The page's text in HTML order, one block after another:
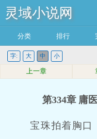
灵域小说网
分类 排行
字: 大 中 小
上一章
第334章 庸
宝珠拍着胸口，